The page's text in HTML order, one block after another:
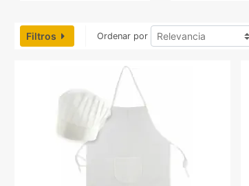
Filtros Ordenar por